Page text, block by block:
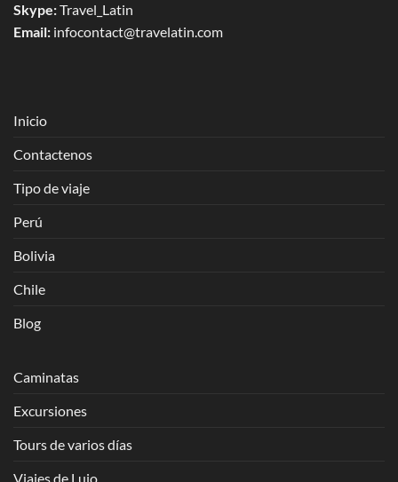
Skype:Travel_Latin
Email: infocontact@travelatin.com
Inicio
Contactenos
Tipo de viaje
Perú
Bolivia
Chile
Blog
Caminatas
Excursiones
Tours de varios días
Viajes de Lujo